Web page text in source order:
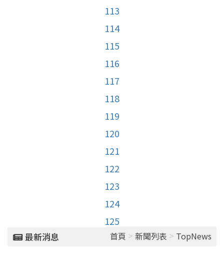
113
114
115
116
117
118
119
120
121
122
123
124
125
最新消息 首頁 > 新聞列表 > TopNews